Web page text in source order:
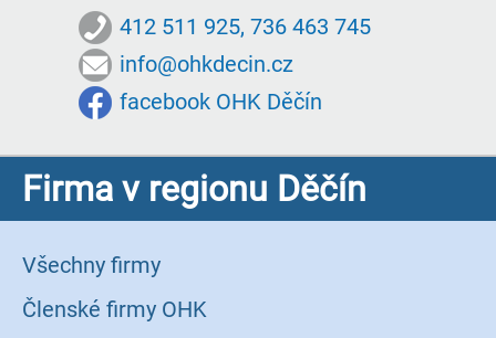
412 511 925, 736 463 745
info@ohkdecin.cz
facebook OHK Děčín
Firma v regionu Děčín
Všechny firmy
Členské firmy OHK